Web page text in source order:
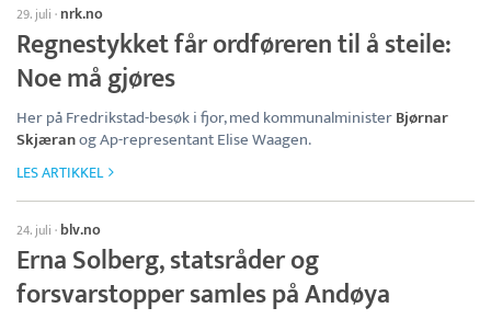
29. juli · nrk.no
Regnestykket får ordføreren til å steile:
Noe må gjøres
Her på Fredrikstad-besøk i fjor, med kommunalministerBjørnar
Skjæranog Ap-representant Elise Waagen.
LES ARTIKKEL
24. juli · blv.no
Erna Solberg, statsråder og
forsvarstopper samles på Andøya